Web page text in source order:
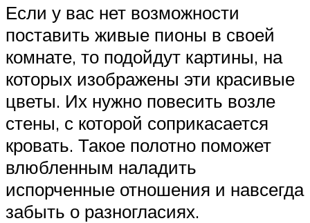
Если у вас нет возможности
поставить живые пионы в своей
комнате, то подойдут картины, на
которых изображены эти красивые
цветы. Их нужно повесить возле
стены, с которой соприкасается
кровать. Такое полотно поможет
влюбленным наладить
испорченные отношения и навсегда
забыть о разногласиях.